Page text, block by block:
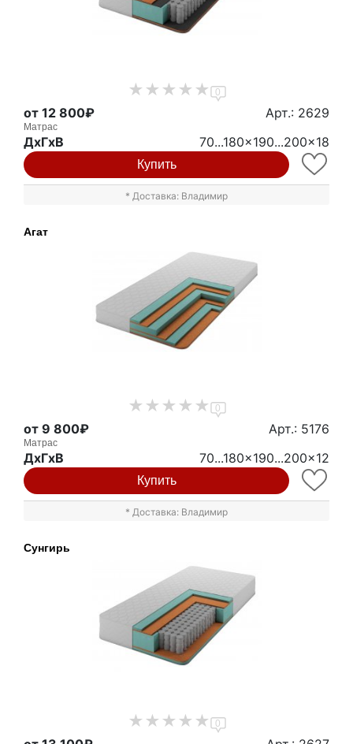
0
от 12 800₽ Арт.: 2629
Матрас
ДxГxВ 70...180x190...200x18
Купить
* Доставка: Владимир
Агат
0
от 9 800₽ Арт.: 5176
Матрас
ДxГxВ 70...180x190...200x12
Купить
* Доставка: Владимир
Сунгирь
0